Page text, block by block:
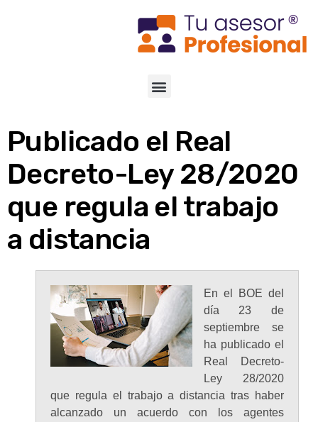
Publicado el Real
Decreto-Ley 28/2020
que regula el trabajo
a distancia
En el BOE del
día 23 de
septiembre se
ha publicado el
Real Decreto-
Ley 28/2020
que regula el trabajo a distancia tras haber
alcanzado un acuerdo con los agentes